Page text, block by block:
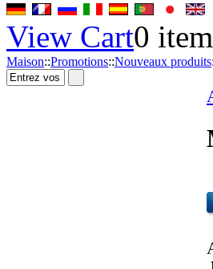
View Cart0
Maison::Promotions::Nouveaux produits